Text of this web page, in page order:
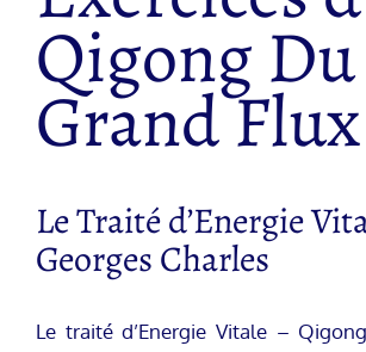
Qigong Du
Grand Flux
Le Traité d’Energie
Georges Charles
Le traité d’Energie Vitale –